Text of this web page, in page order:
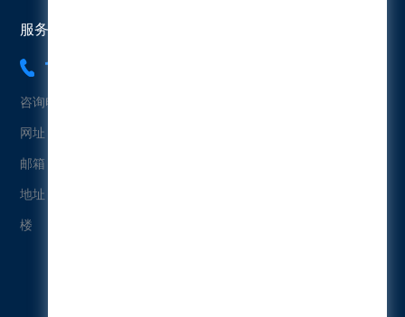
服务热线：
18565454573
咨询电话：18565454573（冯先生）
网址：www.uetersen.cn
邮箱：uetersen@163.com
地址：广东省广州市黄埔区科珠北路232号益科智能创新园2栋4
楼